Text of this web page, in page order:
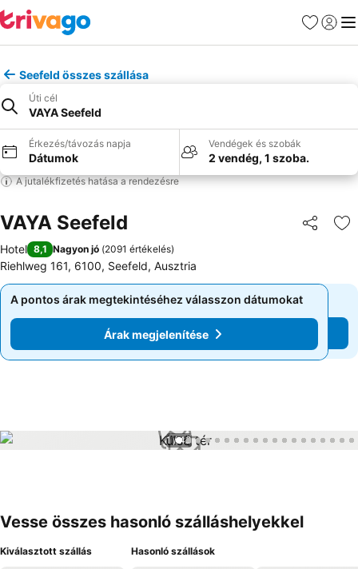
Kedvencek
Seefeld összes szállása
Úti cél
VAYA Seefeld
Érkezés/távozás napja
Dátumok
Vendégek és szobák
2 vendég, 1 szoba.
A jutalékfizetés hatása a rendezésre
VAYA Seefeld
Hotel 8,1 Nagyon jó (2091 értékelés)
Riehlweg 161, 6100, Seefeld, Ausztria
A pontos árak megtekintéséhez válasszon dátumokat
Árak megjelenítése
A pontos árak megtekintéséhez válasszon dátumokat
Árak megjelenítése
1 / 43
Vesse összes hasonló szálláshelyekkel
Kiválasztott szállás Hasonló szállások